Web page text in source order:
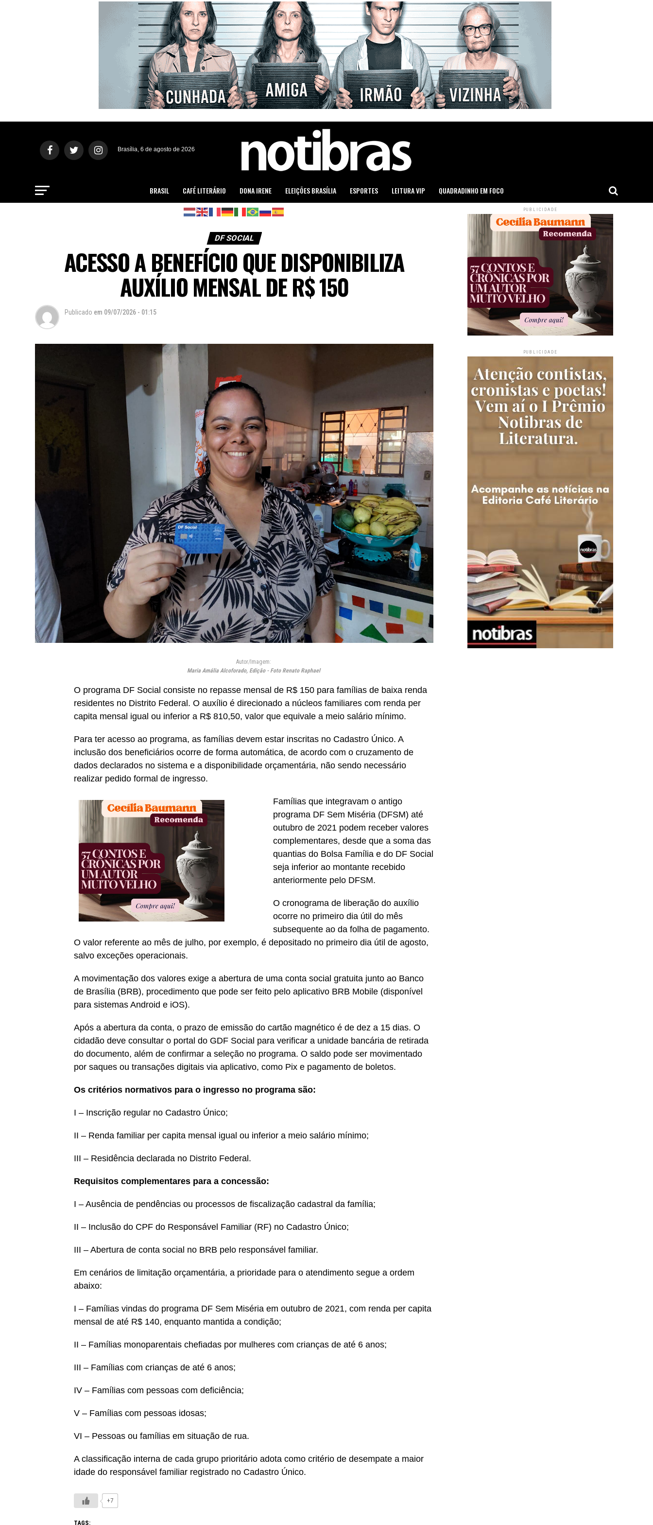
Brasília, 6 de agosto de 2026
BRASIL CAFÉ LITERÁRIO DONA IRENE ELEIÇÕES BRASÍLIA ESPORTES LEITURA VIP QUADRADINHO EM FOCO
DF SOCIAL
ACESSO A BENEFÍCIO QUE DISPONIBILIZA
AUXÍLIO MENSAL DE R$ 150
Publicado em 09/07/2026 - 01:15
Autor/Imagem:
Maria Amália Alcoforado, Edição - Foto Renato Raphael
O programa DF Social consiste no repasse mensal de R$ 150 para famílias de baixa renda
residentes no Distrito Federal. O auxílio é direcionado a núcleos familiares com renda per
capita mensal igual ou inferior a R$ 810,50, valor que equivale a meio salário mínimo.
Para ter acesso ao programa, as famílias devem estar inscritas no Cadastro Único. A
inclusão dos beneficiários ocorre de forma automática, de acordo com o cruzamento de
dados declarados no sistema e a disponibilidade orçamentária, não sendo necessário
realizar pedido formal de ingresso.
Famílias que integravam o antigo
programa DF Sem Miséria (DFSM) até
outubro de 2021 podem receber valores
complementares, desde que a soma das
quantias do Bolsa Família e do DF Social
seja inferior ao montante recebido
anteriormente pelo DFSM.
O cronograma de liberação do auxílio
ocorre no primeiro dia útil do mês
subsequente ao da folha de pagamento.
O valor referente ao mês de julho, por exemplo, é depositado no primeiro dia útil de agosto,
salvo exceções operacionais.
A movimentação dos valores exige a abertura de uma conta social gratuita junto ao Banco
de Brasília (BRB), procedimento que pode ser feito pelo aplicativo BRB Mobile (disponível
para sistemas Android e iOS).
Após a abertura da conta, o prazo de emissão do cartão magnético é de dez a 15 dias. O
cidadão deve consultar o portal do GDF Social para verificar a unidade bancária de retirada
do documento, além de confirmar a seleção no programa. O saldo pode ser movimentado
por saques ou transações digitais via aplicativo, como Pix e pagamento de boletos.
Os critérios normativos para o ingresso no programa são:
I – Inscrição regular no Cadastro Único;
II – Renda familiar per capita mensal igual ou inferior a meio salário mínimo;
III – Residência declarada no Distrito Federal.
Requisitos complementares para a concessão:
I – Ausência de pendências ou processos de fiscalização cadastral da família;
II – Inclusão do CPF do Responsável Familiar (RF) no Cadastro Único;
III – Abertura de conta social no BRB pelo responsável familiar.
Em cenários de limitação orçamentária, a prioridade para o atendimento segue a ordem
abaixo:
I – Famílias vindas do programa DF Sem Miséria em outubro de 2021, com renda per capita
mensal de até R$ 140, enquanto mantida a condição;
II – Famílias monoparentais chefiadas por mulheres com crianças de até 6 anos;
III – Famílias com crianças de até 6 anos;
IV – Famílias com pessoas com deficiência;
V – Famílias com pessoas idosas;
VI – Pessoas ou famílias em situação de rua.
A classificação interna de cada grupo prioritário adota como critério de desempate a maior
idade do responsável familiar registrado no Cadastro Único.
+7
TAGS:
PUBLICIDADE
PUBLICIDADE